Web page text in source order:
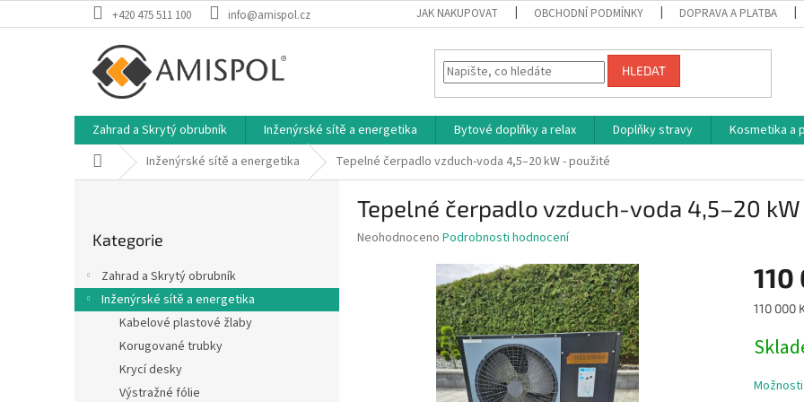
na
+420 475 511 100 info@amispol.cz JAK NAKUPOVAT OBCHODNÍ PODMÍNKY DOPRAVA A PLATBA
HLEDAT
Zahrad a Skrytý obrubník Inženýrské sítě a energetika Bytové doplňky a relax Doplňky stravy Kosmetika a
Domů Inženýrské sítě a energetika Tepelné čerpadlo vzduch-voda 4,5–20 kW - použité
a
n
kategorie
Kategorie
Zahrad a Skrytý obrubník
Inženýrské sítě a energetika
Kabelové plastové žlaby
Korugované trubky
Krycí desky
Výstražné fólie
Tepelné čerpadlo vzduch-voda 4,5–20
Průměrné
Neohodnoceno Podrobnosti hodnocení
110
Měrná
110 000